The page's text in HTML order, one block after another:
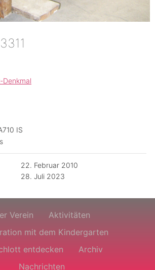
Denkmal
IS
22. Februar 2010
28. Juli 2023
Verein
Aktivitäten
mit dem Kindergarten
entdecken
Archiv
Nachrichten